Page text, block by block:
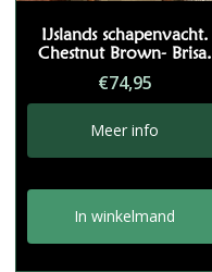
IJslands schapenvacht.
Chestnut Brown- Brisa.
€74,95
Meer info
In winkelmand